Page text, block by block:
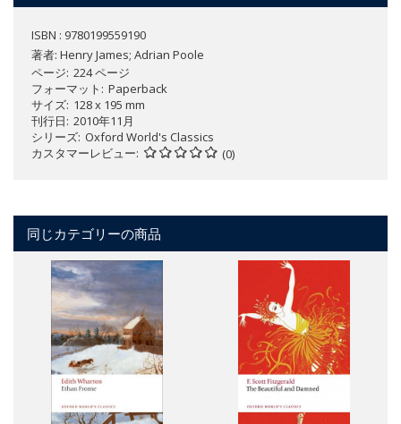
ISBN : 9780199559190
著者: Henry James; Adrian Poole
ページ 224 ページ
フォーマット
Paperback
サイズ 128 x 195 mm
刊行日 2010年11月
シリーズ Oxford World's Classics
カスタマーレビュー
(0)
同じカテゴリーの商品